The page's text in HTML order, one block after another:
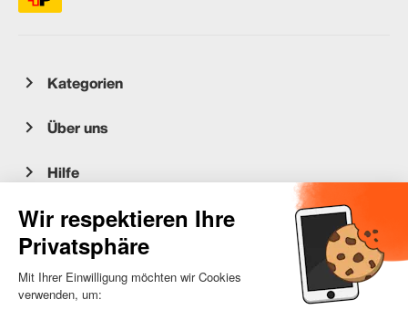
Kategorien
Über uns
Hilfe
Kundenservice
occasion.migros.mobile@recommerce.com
Montag-Freitag 08:00-17:00